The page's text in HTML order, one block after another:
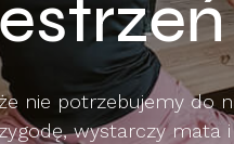
nie potrzebujemy do
wystarczy mata